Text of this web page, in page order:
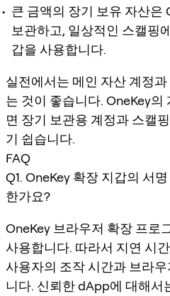
큰 금액의 장기 보유 자산은
보관하고, 일상적인 스캘핑
갑을 사용합니다.
실전에서는 메인 자산 계정
는 것이 좋습니다. OneKey
면 장기 보관용 계정과 스캘
기 쉽습니다.
FAQ
Q1. OneKey 확장 지갑의 서
한가요?
OneKey 브라우저 확장 프로
사용합니다. 따라서 지연 시
사용자의 조작 시간과 브라
니다. 신뢰한 dApp에 대해서